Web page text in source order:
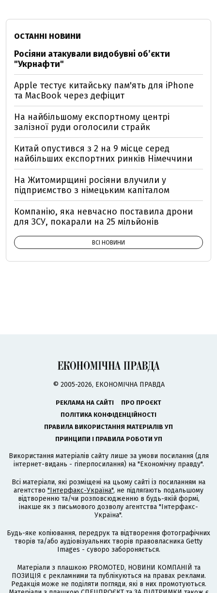
ОСТАННІ НОВИНИ
Росіяни атакували видобувні обʼєкти
"Укрнафти"
Apple тестує китайську пам'ять для iPhone
та MacBook через дефіцит
На найбільшому експортному центрі
залізної руди оголосили страйк
Китай опустився з 2 на 9 місце серед
найбільших експортних ринків Німеччини
На Житомирщині росіяни влучили у
підприємство з німецьким капіталом
Компанію, яка невчасно поставила дрони
для ЗСУ, покарали на 25 мільйонів
ВСІ НОВИНИ
© 2005-2026, ЕКОНОМІЧНА ПРАВДА
РЕКЛАМА НА САЙТІ
ПРО ПРОЄКТ
ПОЛІТИКА КОНФІДЕНЦІЙНОСТІ
ПРАВИЛА ВИКОРИСТАННЯ МАТЕРІАЛІВ УП
ПРИНЦИПИ І ПРАВИЛА РОБОТИ УП
Використання матеріалів сайту лише за умови посилання (для
інтернет-видань - гіперпосилання) на "Економічну правду".
Всі матеріали, які розміщені на цьому сайті із посиланням на
агентство "Інтерфакс-Україна", не підлягають подальшому
відтворенню та/чи розповсюдженню в будь-якій формі,
інакше як з письмового дозволу агентства "Інтерфакс-
Україна".
Будь-яке копіювання, передрук та відтворення фотографічних
творів та/або аудіовізуальних творів правовласника Getty
Images - суворо забороняється.
Матеріали з плашкою PROMOTED, НОВИНИ КОМПАНІЙ та
ПОЗИЦІЯ є рекламними та публікуються на правах реклами.
Редакція може не поділяти погляди, які в них промотуються.